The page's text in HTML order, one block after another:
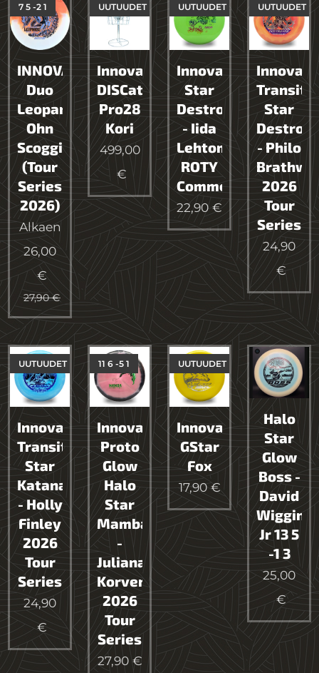
INNOVA
Duo
Leopard3
Ohn
Scoggins
(Tour
Series
2026)
7 5 -2 1
Alkaen
26,00
€
27,90€
Innova
DISCatcher
Pro28
Kori
UUTUUDET
499,00
€
Innova
Star
Destroyer
- Iida
Lehtomäki
ROTY
Commemorative
UUTUUDET
22,90 €
Innova
Star
- Philo
2026
Tour
Series
UUTUUDET
24,90
€
Innova
Transitional
Star
Katana
- Holly
Finley
2026
Tour
Series
UUTUUDET
24,90
€
Innova
Proto
Glow
Halo
Star
Mamba
-
Juliana
Korver
2026
Tour
Series
11 6 -5 1
27,90€
Innova
GStar
Fox
UUTUUDET
17,90€
Halo
Star
Glow
Boss -
David
Wiggins
Jr 13 5
-1 3
25,00
€